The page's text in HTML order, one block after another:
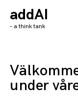
Skip
to
addAI
– a think tank
under